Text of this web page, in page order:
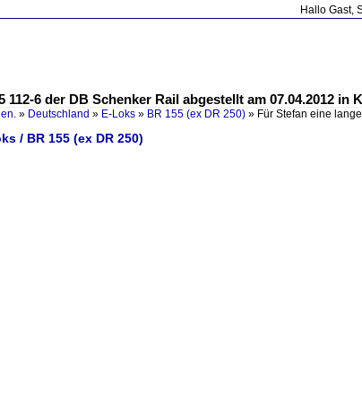
Hallo Gast,
112-6 der DB Schenker Rail abgestellt am 07.04.2012 in
» Deutschland » E-Loks » BR 155 (ex DR 250) » Für Stefan eine
/ BR 155 (ex DR 250)